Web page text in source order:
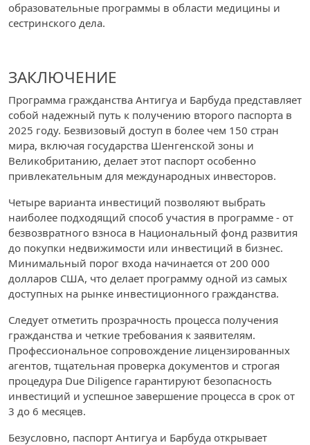
образовательные программы в области медицины и
сестринского дела.
ЗАКЛЮЧЕНИЕ
Программа гражданства Антигуа и Барбуда представляет
собой надежный путь к получению второго паспорта в
2025 году. Безвизовый доступ в более чем 150 стран
мира, включая государства Шенгенской зоны и
Великобританию, делает этот паспорт особенно
привлекательным для международных инвесторов.
Четыре варианта инвестиций позволяют выбрать
наиболее подходящий способ участия в программе - от
безвозвратного взноса в Национальный фонд развития
до покупки недвижимости или инвестиций в бизнес.
Минимальный порог входа начинается от 200 000
долларов США, что делает программу одной из самых
доступных на рынке инвестиционного гражданства.
Следует отметить прозрачность процесса получения
гражданства и четкие требования к заявителям.
Профессиональное сопровождение лицензированных
агентов, тщательная проверка документов и строгая
процедура Due Diligence гарантируют безопасность
инвестиций и успешное завершение процесса в срок от
3 до 6 месяцев.
Безусловно, паспорт Антигуа и Барбуда открывает